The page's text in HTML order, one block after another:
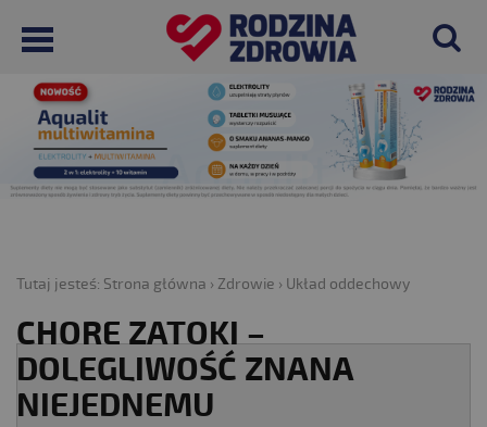
Tutaj jesteś: Strona główna › Zdrowie › Układ oddechowy
CHORE ZATOKI –
DOLEGLIWOŚĆ ZNANA
NIEJEDNEMU